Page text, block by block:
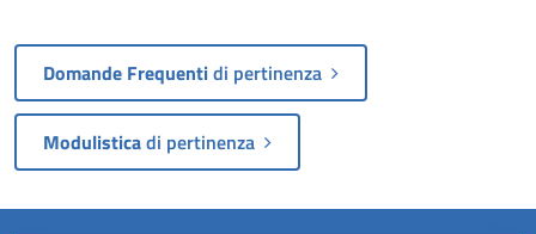
Domande Frequentidi pertinenza
Modulisticadi pertinenza